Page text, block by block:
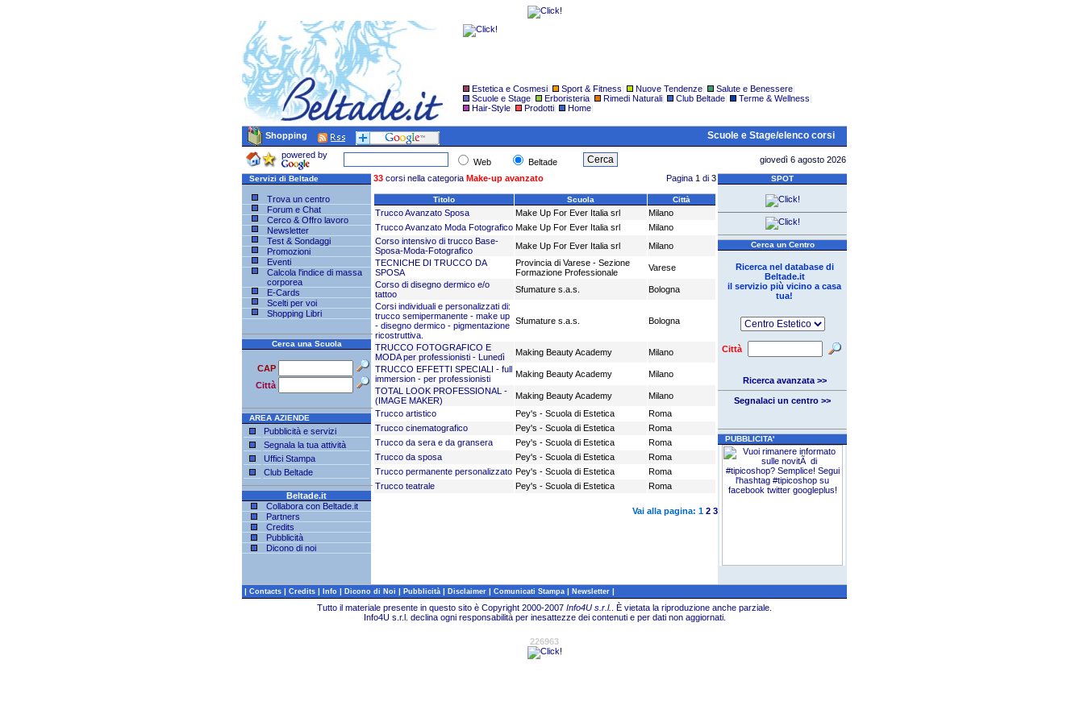
Estetica e Cosmesi| Sport & Fitness| Nuove Tendenze| Salute e Benessere|
Scuole e Stage| Erboristeria| Rimedi Naturali| Club Beltade| Terme & Wellness|
Hair-Style| Prodotti| Home|
Shopping Scuole e Stage/elenco corsi
powered by
Web Beltade giovedì 6 agosto 2026
Servizi di Beltade
Trova un centro
Forum e Chat
Cerco & Offro lavoro
Newsletter
Test & Sondaggi
Promozioni
Eventi
Calcola l'indice di massa
corporea
E-Cards
Scelti per voi
Shopping Libri
Cerca una Scuola
CAP
Città
AREA AZIENDE
Pubblicità e servizi
Segnala la tua attività
Uffici Stampa
Club Beltade
Beltade.it
Collabora con Beltade.it
Partners
Credits
Pubblicità
Dicono di noi
33 corsi nella categoria Make-up avanzato Pagina1 di3
Titolo Scuola Città
Trucco Avanzato Sposa Make Up For Ever Italia srl
Milano
Trucco Avanzato Moda Fotografico Make Up For Ever Italia srl
Milano
Corso intensivo di trucco Base-
Sposa-Moda-Fotografico
Make Up For Ever Italia srl
Milano
TECNICHE DI TRUCCO DA
SPOSA
Provincia di Varese - Sezione
Formazione Professionale
Varese
Corso di disegno dermico e/o
tattoo
Sfumature s.a.s.
Bologna
Corsi individuali e personalizzati di:
trucco semipermanente - make up
- disegno dermico - pigmentazione
ricostruttiva.
Sfumature s.a.s. Bologna
TRUCCO FOTOGRAFICO E
MODA per professionisti - Lunedì
Making Beauty Academy
Milano
TRUCCO EFFETTI SPECIALI - full
immersion - per professionisti
Making Beauty Academy
Milano
TOTAL LOOK PROFESSIONAL -
(IMAGE MAKER)
Making Beauty Academy
Milano
Trucco artistico
Pey's - Scuola di Estetica
Roma
Trucco cinematografico
Pey's - Scuola di Estetica
Roma
Trucco da sera e da gransera
Pey's - Scuola di Estetica
Roma
Trucco da sposa
Pey's - Scuola di Estetica
Roma
Trucco permanente personalizzato Pey's - Scuola di Estetica
Roma
Trucco teatrale
Pey's - Scuola di Estetica Roma
Vai alla pagina: 1 2 3
SPOT
Cerca un Centro
Ricerca nel database di
Beltade.it
il servizio più vicino a casa
tua!
Città
Ricerca avanzata >>
Segnalaci un centro >>
PUBBLICITA'
| Contacts | Credits | Info | Dicono di Noi | Pubblicità | Disclaimer | Comunicati Stampa | Newsletter |
Tutto il materiale presente in questo sito è Copyright 2000-2007 Info4U s.r.l.
È vietata la riproduzione anche parziale.
Info4U s.r.l. declina ogni responsabilità per inesattezze dei contenuti e per dati non aggiornati.
226963